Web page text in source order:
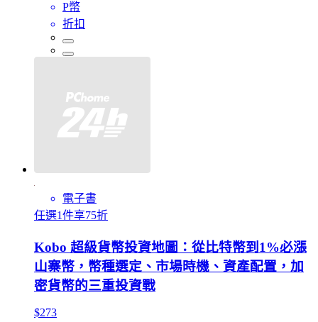
P幣
折扣
電子書
任選1件享75折
Kobo 超級貨幣投資地圖：從比特幣到1%必漲
山寨幣，幣種選定、市場時機、資產配置，加
密貨幣的三重投資戰
$273